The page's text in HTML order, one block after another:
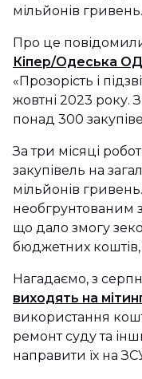
мільйонів гривень.
Про це
Кіпер/Одеська
«Прозорість і
жовтні 2023 року.
понад 300
За три місяці
закупівель на
мільйонів
необгрунтованим
що дало змогу
бюджетних
Нагадаємо, з
виходять на
використання
ремонт суду та
направити їх на